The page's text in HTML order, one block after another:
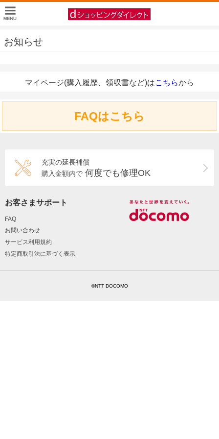
お知らせ
マイページ(購入履歴、領収書など)はこちらから
FAQはこちら
充実の延長補償
購入金額内で 何度でも修理OK
お客さまサポート
FAQ
お問い合わせ
サービス利用規約
特定商取引法に基づく表示
©NTT DOCOMO